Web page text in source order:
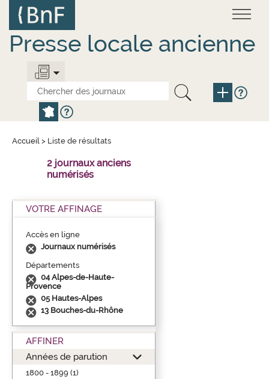
contenu
principal
Presse locale ancienne
Accueil > Liste de résultats
2 journaux anciens
numérisés
VOTRE AFFINAGE
Accès en ligne
Journaux numérisés
Départements
04 Alpes-de-Haute-
Provence
05 Hautes-Alpes
13 Bouches-du-Rhône
AFFINER
Années de parution
1800 - 1899 (1)
Panneau de gestion des cookies